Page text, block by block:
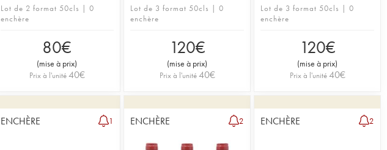
Lot de 2 format 50cls | 0
enchère
80€
(mise à prix)
Prix à l'unité40€
Lot de 3 format 50cls | 0
enchère
120€
(mise à prix)
Prix à l'unité40€
Lot de 3 format 50cls | 0
enchère
120€
(mise à prix)
Prix à l'unité 40€
ENCHÈRE 1 ENCHÈRE 2 ENCHÈRE 2